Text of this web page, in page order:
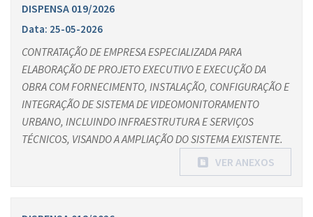
DISPENSA 019/2026
Data: 25-05-2026
CONTRATAÇÃO DE EMPRESA ESPECIALIZADA PARA
ELABORAÇÃO DE PROJETO EXECUTIVO E EXECUÇÃO DA
OBRA COM FORNECIMENTO, INSTALAÇÃO, CONFIGURAÇÃO E
INTEGRAÇÃO DE SISTEMA DE VIDEOMONITORAMENTO
URBANO, INCLUINDO INFRAESTRUTURA E SERVIÇOS
TÉCNICOS, VISANDO A AMPLIAÇÃO DO SISTEMA EXISTENTE.
VER ANEXOS